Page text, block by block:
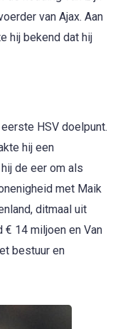
van Ajax. Aan
hij bekend dat hij
HSV doelpunt.
hij een
de eer om als
met Maik
ditmaal uit
€ 14 miljoen en Van
bestuur en